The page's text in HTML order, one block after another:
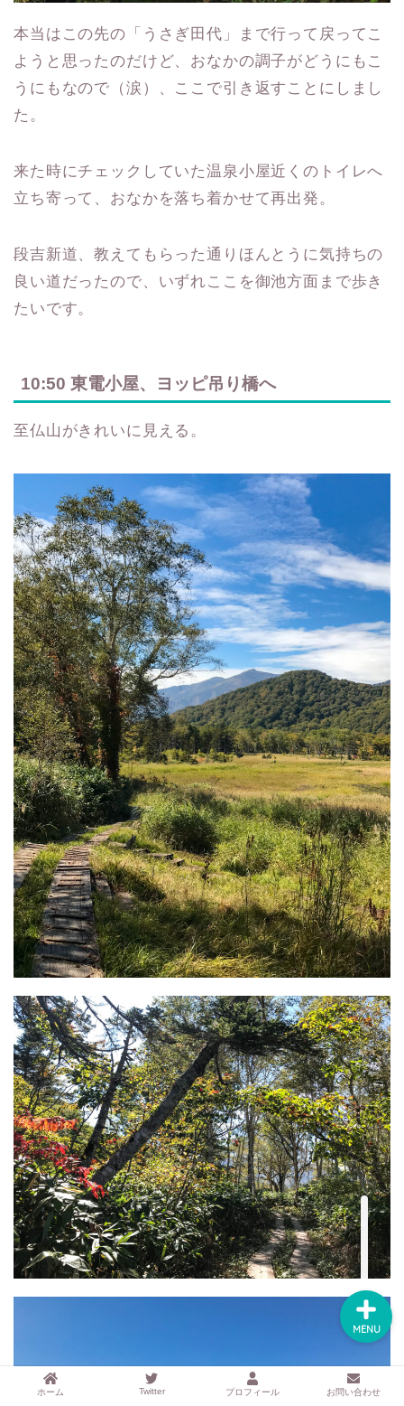
本当はこの先の「うさぎ田代」まで行って戻ってこ
ようと思ったのだけど、おなかの調子がどうにもこ
うにもなので（涙）、ここで引き返すことにしまし
た。
来た時にチェックしていた温泉小屋近くのトイレへ
立ち寄って、おなかを落ち着かせて再出発。
段吉新道、教えてもらった通りほんとうに気持ちの
良い道だったので、いずれここを御池方面まで歩き
たいです。
10:50 東電小屋、ヨッピ吊り橋へ
至仏山がきれいに見える。
ホーム Twitter プロフィール お問い合わせ
MENU
するアイテムサイト
『mono.』を見る
ラク家事！「暮らしの定
番消耗品リスト」を見る
おすすめ「ブログ村テー
マ集」を見る
完全版！「ラク家事Myル
ール集」を見る